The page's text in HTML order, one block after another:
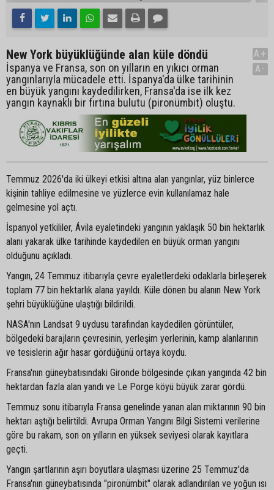
New York büyüklüğünde alan küle döndü
İspanya ve Fransa, son on yılların en yıkıcı orman
yangınlarıyla mücadele etti. İspanya'da ülke tarihinin
en büyük yangını kaydedilirken, Fransa'da ise ilk kez
yangın kaynaklı bir fırtına bulutu (pironümbit) oluştu.
A+
A-
Temmuz 2026'da iki ülkeyi etkisi altına alan yangınlar, yüz binlerce
kişinin tahliye edilmesine ve yüzlerce evin kullanılamaz hale
gelmesine yol açtı.
İspanyol yetkililer, Ávila eyaletindeki yangının yaklaşık 50 bin hektarlık
alanı yakarak ülke tarihinde kaydedilen en büyük orman yangını
olduğunu açıkladı.
Yangın, 24 Temmuz itibarıyla çevre eyaletlerdeki odaklarla birleşerek
toplam 77 bin hektarlık alana yayıldı. Küle dönen bu alanın New York
şehri büyüklüğüne ulaştığı bildirildi.
NASA'nın Landsat 9 uydusu tarafından kaydedilen görüntüler,
bölgedeki barajların çevresinin, yerleşim yerlerinin, kamp alanlarının
ve tesislerin ağır hasar gördüğünü ortaya koydu.
Fransa'nın güneybatısındaki Gironde bölgesinde çıkan yangında 42 bin
hektardan fazla alan yandı ve Le Porge köyü büyük zarar gördü.
Temmuz sonu itibarıyla Fransa genelinde yanan alan miktarının 90 bin
hektarı aştığı belirtildi. Avrupa Orman Yangını Bilgi Sistemi verilerine
göre bu rakam, son on yılların en yüksek seviyesi olarak kayıtlara
geçti.
Yangın şartlarının aşırı boyutlara ulaşması üzerine 25 Temmuz'da
Fransa'nın güneybatısında "pironümbit" olarak adlandırılan ve yoğun ısı